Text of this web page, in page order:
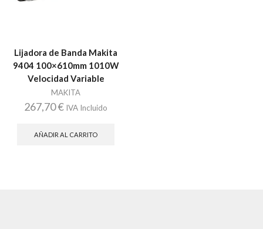
Lijadora de Banda Makita
9404 100×610mm 1010W
Velocidad Variable
MAKITA
267,70€ IVA Incluido
AÑADIR AL CARRITO